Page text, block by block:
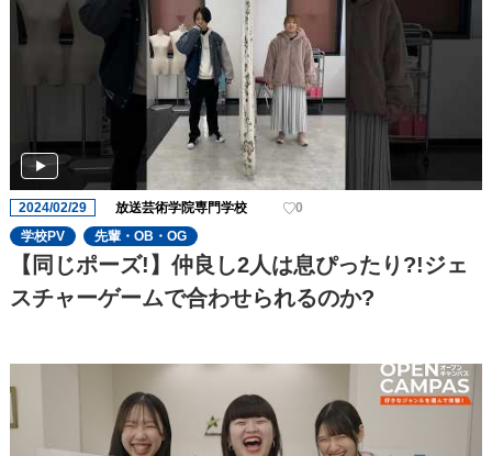
2024/02/29 放送芸術学院専門学校
0
学校PV
先輩・OB・OG
【同じポーズ!】仲良し2人は息ぴったり?!ジェ
スチャーゲームで合わせられるのか?